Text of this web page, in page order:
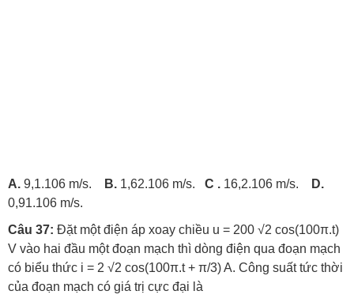
A. 9,1.106 m/s. B. 1,62.106 m/s. C . 16,2.106 m/s.
D.
0,91.106 m/s.
Câu 37: Đặt một điện áp xoay chiều u = 200 √2 cos(100π.t)
V vào hai đầu một đoạn mạch thì dòng điện qua đoạn mạch
có biểu thức i = 2 √2 cos(100π.t + π/3) A. Công suất tức thời
của đoạn mạch có giá trị cực đại là